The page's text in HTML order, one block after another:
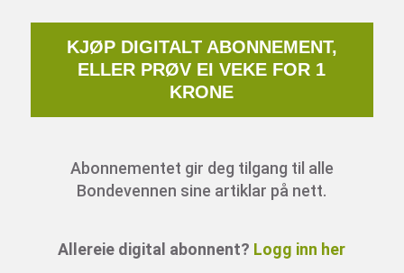
KJØP DIGITALT ABONNEMENT,
ELLER PRØV EI VEKE FOR 1
KRONE
Abonnementet gir deg tilgang til alle
Bondevennen sine artiklar på nett.
Allereie digital abonnent? Logg inn her